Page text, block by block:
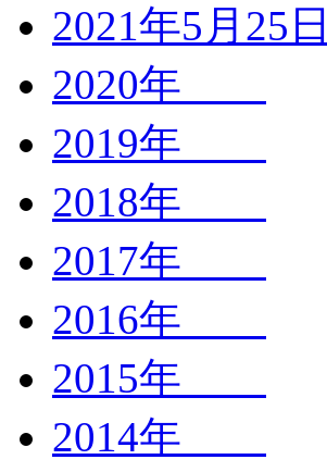
2021年5月25
2020年
2019年
2018年
2017年
2016年
2015年
2014年